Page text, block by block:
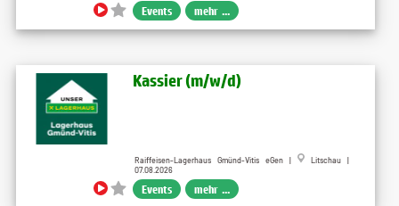
Events mehr ...
Kassier (m/w/d)
Raiffeisen-Lagerhaus Gmünd-Vitis eGen |
Litschau |
07.08.2026
Events mehr ...